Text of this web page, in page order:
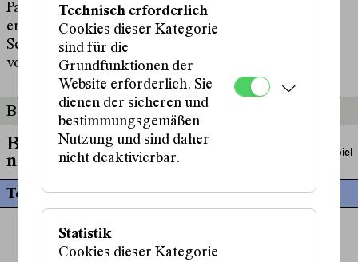
Paris Film Festival und dem Indie Film Festival Berlin
erhielten. Für die Eröffnungsproduktion 2023/24 des
Schauspielhaus Wien spielt sie in
von Sivan Ben Yishai.
Beteiligt an
Bühnenbeschimpfu
ng
Schauspiel
Termine
Technisch erforderlich
Cookies dieser Kategorie
sind für die
Grundfunktionen der
Website erforderlich. Sie
dienen der sicheren und
bestimmungsgemäßen
Nutzung und sind daher
nicht deaktivierbar.
Statistik
Cookies dieser Kategorie